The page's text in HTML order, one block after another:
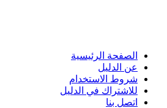
الصفحة الرئيسية
عن الدليل
شروط الاستخدام
للاشتراك في الدليل
اتصل بنا